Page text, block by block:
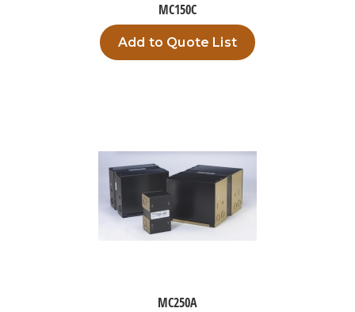
MC150C
Add to Quote List
MC250A